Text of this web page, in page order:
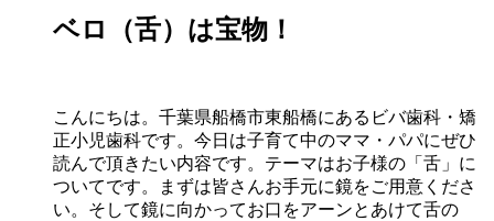
ベロ（舌）は宝物！
こんにちは。千葉県船橋市東船橋にあるビバ歯科・矯
正小児歯科です。今日は子育て中のママ・パパにぜひ
読んで頂きたい内容です。テーマはお子様の「舌」に
ついてです。まずは皆さんお手元に鏡をご用意くださ
い。そして鏡に向かってお口をアーンとあけて舌の